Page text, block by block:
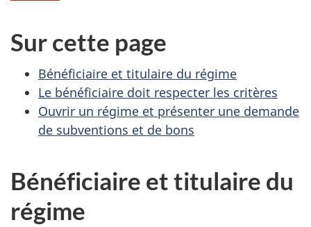
Sur cette page
Bénéficiaire et titulaire du régime
Le bénéficiaire doit respecter les critères
Ouvrir un régime et présenter une demande
de subventions et de bons
Bénéficiaire et titulaire du
régime